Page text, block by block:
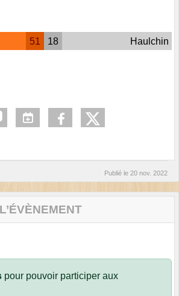
51 18 Haulchin
Publié le 20 nov. 2022
pour pouvoir participer aux